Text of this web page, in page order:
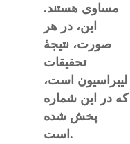
مساوی هستند.
این، در هر
صورت، نتیجۀ
تحقیقات
لیبراسیون است،
که در این شماره
پخش شده
است.